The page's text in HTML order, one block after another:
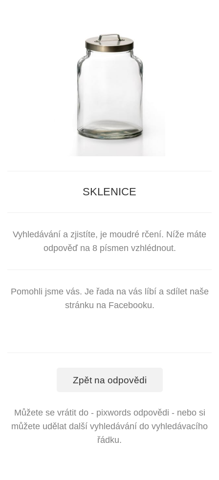
SKLENICE
Vyhledávání a zjistíte, je moudré rčení. Níže máte
odpověď na 8 písmen vzhlédnout.
Pomohli jsme vás. Je řada na vás líbí a sdílet naše
stránku na Facebooku.
Zpět na odpovědi
Můžete se vrátit do - pixwords odpovědi - nebo si
můžete udělat další vyhledávání do vyhledávacího
řádku.